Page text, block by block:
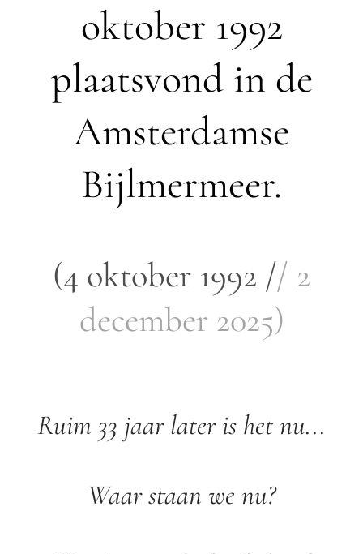
oktober 1992
plaatsvond in de
Amsterdamse
Bijlmermeer.
(4 oktober 1992 // 2
december 2025)
Ruim 33 jaar later is het nu...
Waar staan we nu?